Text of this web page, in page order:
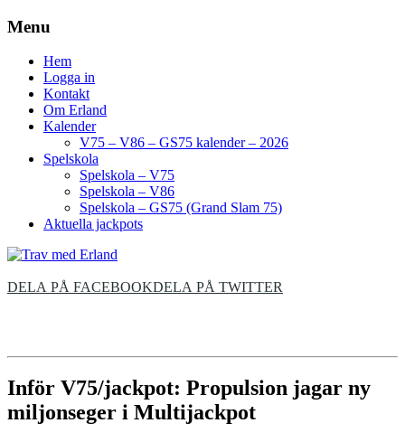
Menu
Hem
Logga in
Kontakt
Om Erland
Kalender
V75 – V86 – GS75 kalender – 2026
Spelskola
Spelskola – V75
Spelskola – V86
Spelskola – GS75 (Grand Slam 75)
Aktuella jackpots
DELA PÅ FACEBOOKDELA PÅ TWITTER
Inför V75/jackpot: Propulsion jagar ny
miljonseger i Multijackpot